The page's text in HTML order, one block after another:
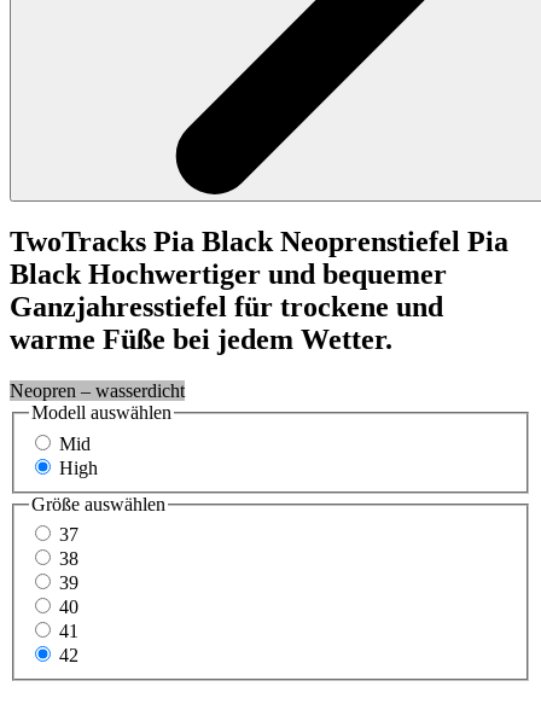
TwoTracks Pia Black Neoprenstiefel Pia
BlackHochwertiger und bequemer
Ganzjahresstiefel für trockene und
warme Füße bei jedem Wetter.
Neopren – wasserdicht
Modell auswählen
Mid
High
Größe auswählen
37
38
39
40
41
42